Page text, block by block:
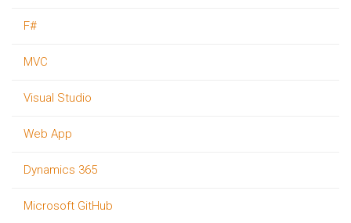
F#
MVC
Visual Studio
Web App
Dynamics 365
Microsoft GitHub